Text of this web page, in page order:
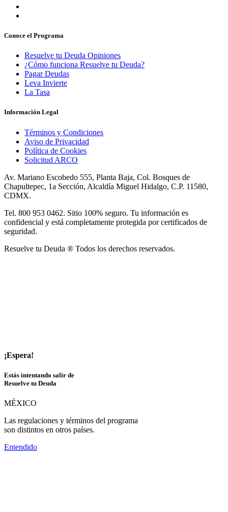
Conoce el Programa
Resuelve tu Deuda Opiniones
¿Cómo funciona Resuelve tu Deuda?
Pagar Deudas
Leva Invierte
La Tasa
Información Legal
Términos y Condiciones
Aviso de Privacidad
Política de Cookies
Solicitud ARCO
Av. Mariano Escobedo 555, Planta Baja, Col. Bosques de
Chapultepec, 1a Sección, Alcaldía Miguel Hidalgo, C.P. 11580,
CDMX.
Tel. 800 953 0462. Sitio 100% seguro. Tu información es
confidencial y está completamente protegida por certificados de
seguridad.
Resuelve tu Deuda ® Todos los derechos reservados.
¡Espera!
Estás intentando salir de
Resuelve tu Deuda
MÉXICO
Las regulaciones y términos del programa
son distintos en otros países.
Entendido